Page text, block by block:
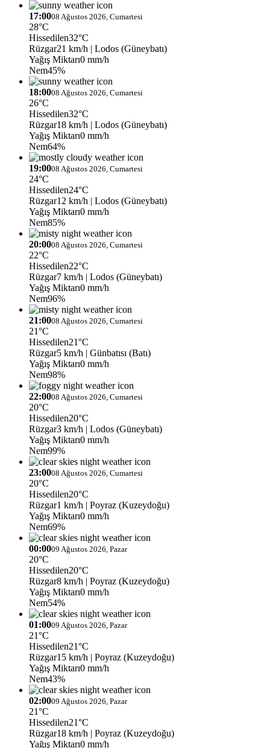
17:0008 Ağustos 2026, Cumartesi
28°C
Hissedilen32°C
Rüzgar21 km/h | Lodos (Güneybatı)
Yağış Miktarı0 mm/h
Nem45%
18:0008 Ağustos 2026, Cumartesi
26°C
Hissedilen32°C
Rüzgar18 km/h | Lodos (Güneybatı)
Yağış Miktarı0 mm/h
Nem64%
19:0008 Ağustos 2026, Cumartesi
24°C
Hissedilen24°C
Rüzgar12 km/h | Lodos (Güneybatı)
Yağış Miktarı0 mm/h
Nem85%
20:0008 Ağustos 2026, Cumartesi
22°C
Hissedilen22°C
Rüzgar7 km/h | Lodos (Güneybatı)
Yağış Miktarı0 mm/h
Nem96%
21:0008 Ağustos 2026, Cumartesi
21°C
Hissedilen21°C
Rüzgar5 km/h | Günbatısı (Batı)
Yağış Miktarı0 mm/h
Nem98%
22:0008 Ağustos 2026, Cumartesi
20°C
Hissedilen20°C
Rüzgar3 km/h | Lodos (Güneybatı)
Yağış Miktarı0 mm/h
Nem99%
23:0008 Ağustos 2026, Cumartesi
20°C
Hissedilen20°C
Rüzgar1 km/h | Poyraz (Kuzeydoğu)
Yağış Miktarı0 mm/h
Nem69%
00:0009 Ağustos 2026, Pazar
20°C
Hissedilen20°C
Rüzgar8 km/h | Poyraz (Kuzeydoğu)
Yağış Miktarı0 mm/h
Nem54%
01:0009 Ağustos 2026, Pazar
21°C
Hissedilen21°C
Rüzgar15 km/h | Poyraz (Kuzeydoğu)
Yağış Miktarı0 mm/h
Nem43%
02:0009 Ağustos 2026, Pazar
21°C
Hissedilen21°C
Rüzgar18 km/h | Poyraz (Kuzeydoğu)
Yağış Miktarı0 mm/h